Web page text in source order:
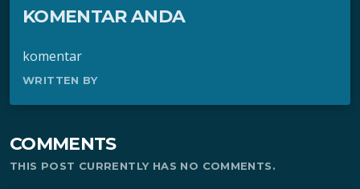
KOMENTAR ANDA
komentar
WRITTEN BY
COMMENTS
THIS POST CURRENTLY HAS NO COMMENTS.